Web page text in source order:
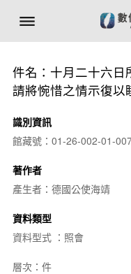
件名：十月二十六日
請將惋惜之情示復以
識別資訊
館藏號：01-26-002-01-
著作者
產生者：德國公使海靖
資料類型
資料型式 ：照會
層次：件